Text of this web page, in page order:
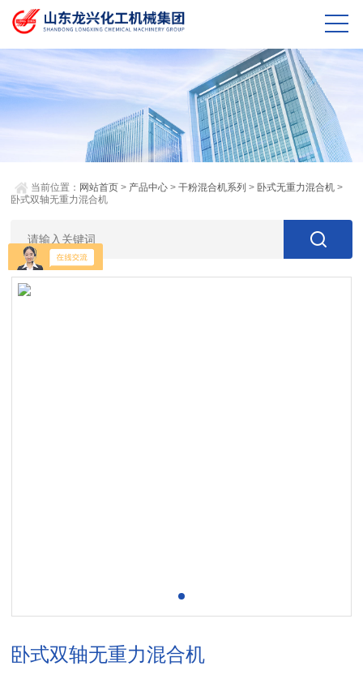
当前位置： 网站首页 > 产品中心 >干粉混合机系列 > 卧式无重力混合机 >
卧式双轴无重力混合机
卧式双轴无重力混合机